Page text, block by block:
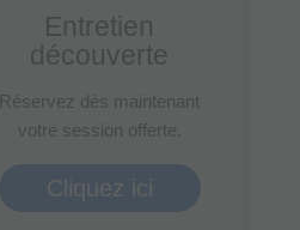
Entretien
découverte
Réservez dès maintenant
votre session offerte.
Cliquez ici